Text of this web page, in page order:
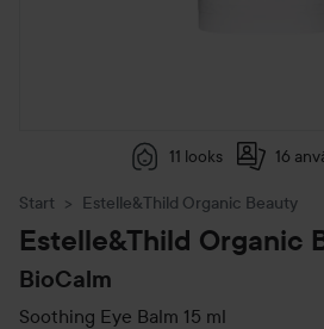
11 looks 16
Start Estelle&Thild Organic Beauty
Estelle&Thild Organic
BioCalm
Soothing Eye Balm 15 ml